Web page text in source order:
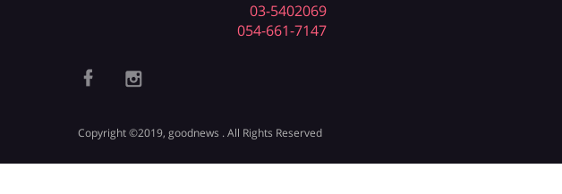
03-5402069
054-661-7147
Copyright ©2019, goodnews . All Rights Reserved